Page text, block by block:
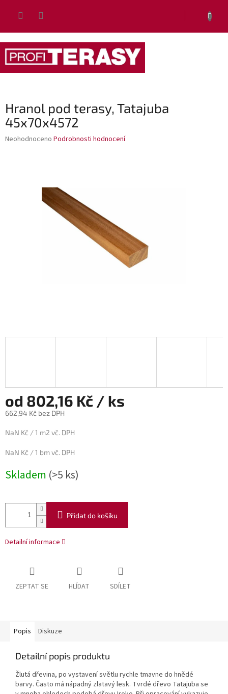
Hranol pod terasy, Tatajuba
45x70x4572
Průměrné
Neohodnoceno Podrobnosti hodnocení
od 802,16 Kč / ks
662,94 Kč bez DPH
cena:
NaN Kč / 1 m2 vč. DPH
NaN Kč / 1 bm vč. DPH
Skladem (>5 ks)
Přidat do košíku
Detailní informace
ZEPTAT SE HLÍDAT SDÍLET
Popis Diskuze
Detailní popis produktu
Žlutá dřevina, po vystavení světlu rychle tmavne do hnědé
barvy. Často má nápadný zlatavý lesk. Tvrdé dřevo Tatajuba se